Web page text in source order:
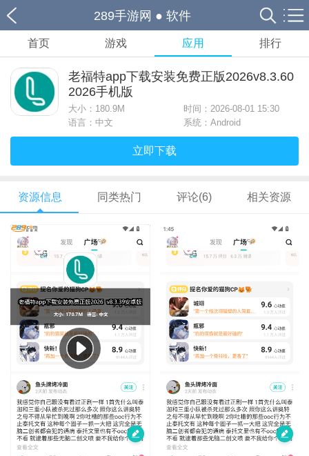
289手游网 ● 软件
首页 游戏 应用 排行
老福特app下载安装免费正版2026v8.3.60
2026手机版
大小： 180.9M
时间：2026-08-01 15:30
语言：中文
系统：Android
立即下载
资源信息 同类热门 评论(6) 相关资源